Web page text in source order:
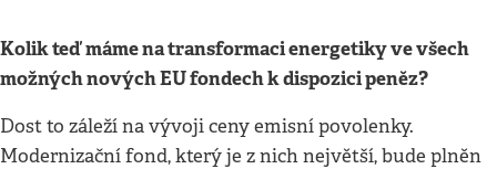
Kolik teď máme na transformaci energetiky ve všech
možných nových EU fondech k dispozici peněz?
Dost to záleží na vývoji ceny emisní povolenky.
Modernizační fond, který je z nich největší, bude plněn